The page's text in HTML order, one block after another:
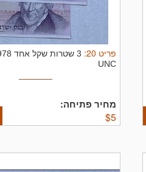
פריט 20
:
UNC
מחיר פתיחה:
$5